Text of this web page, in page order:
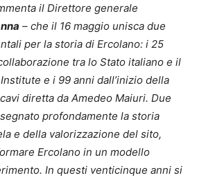
il Direttore generale
– che il 16 maggio unisca due
per la storia di Ercolano: i 25
tra lo Stato italiano e il
e i 99 anni dall’inizio della
diretta da Amedeo Maiuri. Due
profondamente la storia
e della valorizzazione del sito,
Ercolano in un modello
In questi venticinque anni si